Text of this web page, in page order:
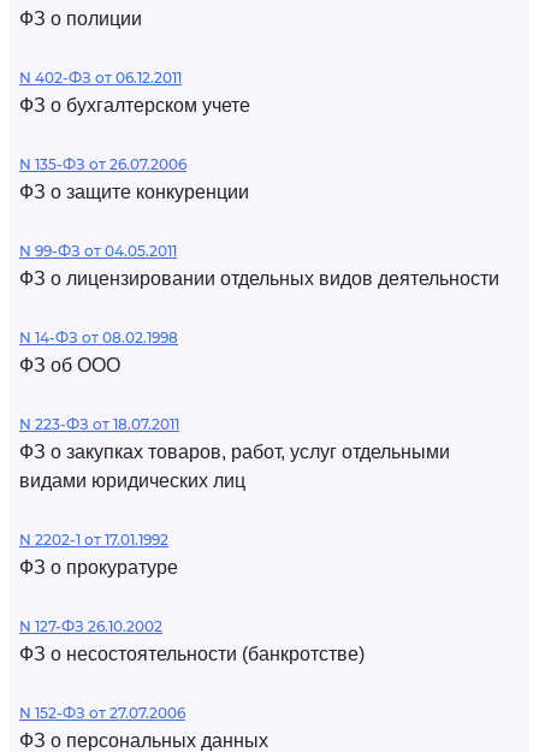
ФЗ о полиции
N 402-ФЗ от 06.12.2011
ФЗ о бухгалтерском учете
N 135-ФЗ от 26.07.2006
ФЗ о защите конкуренции
N 99-ФЗ от 04.05.2011
ФЗ о лицензировании отдельных видов деятельности
N 14-ФЗ от 08.02.1998
ФЗ об ООО
N 223-ФЗ от 18.07.2011
ФЗ о закупках товаров, работ, услуг отдельными
видами юридических лиц
N 2202-1 от 17.01.1992
ФЗ о прокуратуре
N 127-ФЗ 26.10.2002
ФЗ о несостоятельности (банкротстве)
N 152-ФЗ от 27.07.2006
ФЗ о персональных данных